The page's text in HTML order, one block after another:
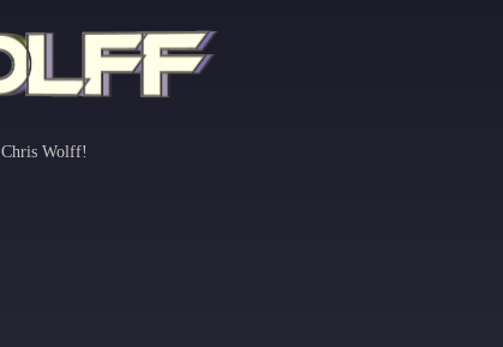
Chris Wolff!